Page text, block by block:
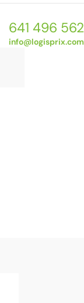
641 496 562
info@logisprix.com